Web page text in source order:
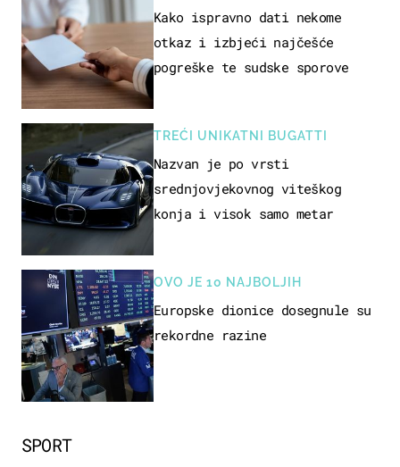
SPORT
Kako ispravno dati nekome
otkaz i izbjeći najčešće
pogreške te sudske sporove
TREĆI UNIKATNI BUGATTI
Nazvan je po vrsti
srednjovjekovnog viteškog
konja i visok samo metar
OVO JE 10 NAJBOLJIH
Europske dionice dosegnule su
rekordne razine